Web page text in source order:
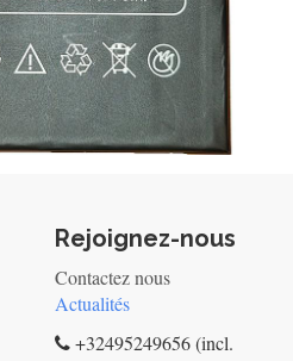
Rejoignez-nous
Contactez nous
Actualités
+32495249656 (incl.